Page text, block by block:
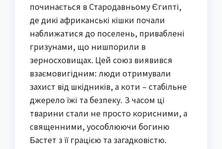
починається в Стародавньому Єгипті,
де дикі африканські кішки почали
наближатися до поселень, приваблені
гризунами, що нишпорили в
зерносховищах. Цей союз виявився
взаємовигідним: люди отримували
захист від шкідників, а коти – стабільне
джерело їжі та безпеку. З часом ці
тварини стали не просто корисними, а
священними, уособлюючи богиню
Бастет з її грацією та загадковістю.